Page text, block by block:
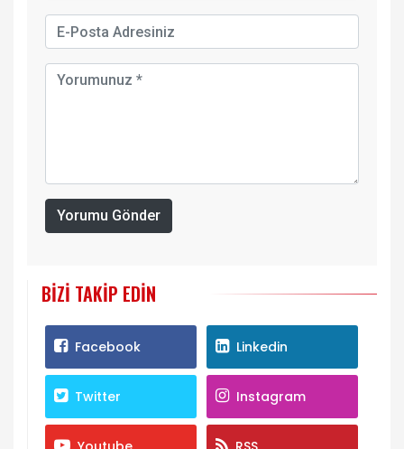
Yorumu Gönder
BIZI TAKIP EDIN
Facebook Linkedin
Twitter Instagram